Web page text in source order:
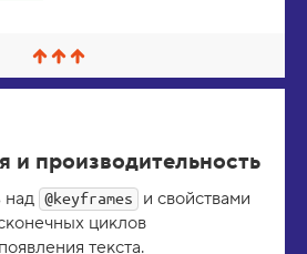
С
в
т
ь
/
Р
а
и производительность
над @keyframes
и свойствами
циклов
текста.